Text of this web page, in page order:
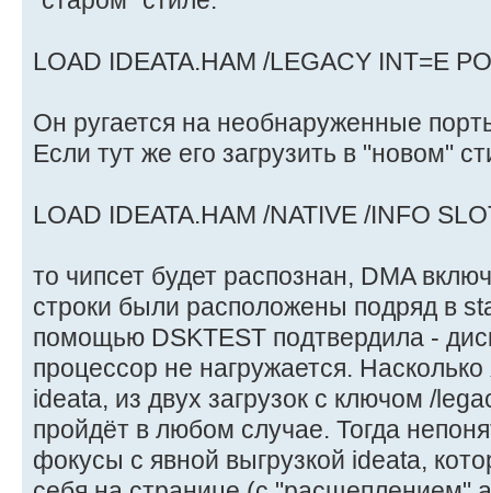
LOAD IDEATA.HAM /LEGACY INT=E
Он ругается на необнаруженные
Если тут же его загрузить в "новом"
LOAD IDEATA.HAM /NATIVE /INFO
то чипсет будет распознан, DMA
строки были расположены подряд в
помощью DSKTEST подтвердила -
процессор не нагружается. Насколько
ideata, из двух загрузок с ключом /
пройдёт в любом случае. Тогда
фокусы с явной выгрузкой ideata,